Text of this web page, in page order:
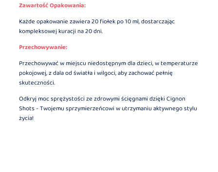
Zawartość Opakowania:
Każde opakowanie zawiera 20 fiołek po 10 ml, dostarczając
kompleksowej kuracji na 20 dni.
Przechowywanie:
Przechowywać w miejscu niedostępnym dla dzieci, w temperaturze
pokojowej, z dala od światła i wilgoci, aby zachować pełnię
skuteczności.
Odkryj moc sprężystości ze zdrowymi ścięgnami dzięki Cignon
Shots - Twojemu sprzymierzeńcowi w utrzymaniu aktywnego stylu
życia!